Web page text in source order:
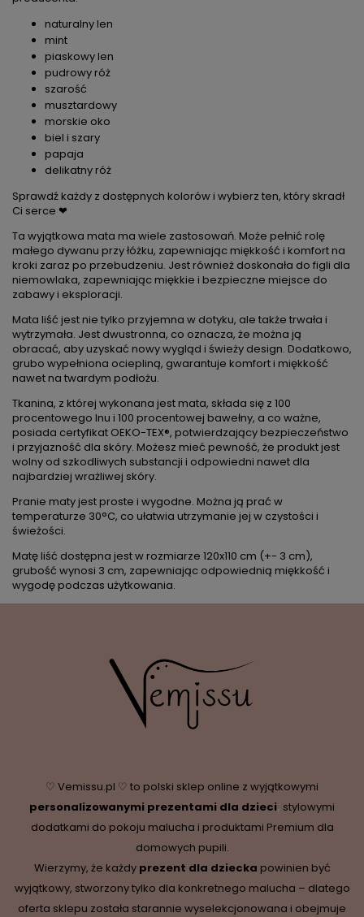
naturalny len
mint
piaskowy len
pudrowy róż
szarość
musztardowy
morskie oko
biel i szary
papaja
delikatny róż
Sprawdź każdy z dostępnych kolorów i wybierz ten, który skradł
Ci serce ❤
Ta wyjątkowa mata ma wiele zastosowań. Może pełnić rolę
małego dywanu przy łóżku, zapewniając miękkość i komfort na
kroki zaraz po przebudzeniu. Jest również doskonała do figli dla
niemowlaka, zapewniając miękkie i bezpieczne miejsce do
zabawy i eksploracji.
Mata liść jest nie tylko przyjemna w dotyku, ale także trwała i
wytrzymała. Jest dwustronna, co oznacza, że można ją
obracać, aby uzyskać nowy wygląd i świeży design. Dodatkowo,
grubo wypełniona ociepliną, gwarantuje komfort i miękkość
nawet na twardym podłożu.
Tkanina, z której wykonana jest mata, składa się z 100
procentowego lnu i 100 procentowej bawełny, a co ważne,
posiada certyfikat OEKO-TEX®, potwierdzający bezpieczeństwo
i przyjazność dla skóry. Możesz mieć pewność, że produkt jest
wolny od szkodliwych substancji i odpowiedni nawet dla
najbardziej wrażliwej skóry.
Pranie maty jest proste i wygodne. Można ją prać w
temperaturze 30°C, co ułatwia utrzymanie jej w czystości i
świeżości.
Matę liść dostępna jest w rozmiarze 120x110 cm (+- 3 cm),
grubość wynosi 3 cm, zapewniając odpowiednią miękkość i
wygodę podczas użytkowania.
♡ Vemissu.pl ♡ to polski sklep online z wyjątkowymi
personalizowanymi prezentami dla dzieci, stylowymi
dodatkami do pokoju malucha i produktami Premium dla
domowych pupili.
Wierzymy, że każdy prezent dla dziecka powinien być
wyjątkowy, stworzony tylko dla konkretnego malucha – dlatego
oferta sklepu została starannie wyselekcjonowana i obejmuje